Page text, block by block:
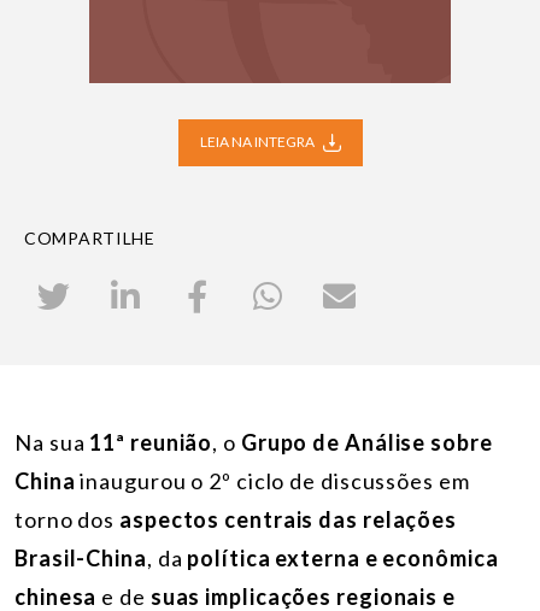
LEIA NA INTEGRA
COMPARTILHE
Na sua 11ª reunião, o Grupo de Análise sobre
China inaugurou o 2º ciclo de discussões em
torno dos aspectos centrais das relações
Brasil-China, da política externa e econômica
chinesa e de suas implicações regionais e